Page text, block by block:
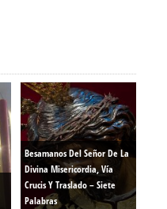
Besamanos Del Señor De La
Divina Misericordia, Vía
Crucis Y Traslado – Siete
Palabras